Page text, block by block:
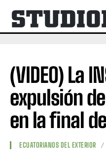
(VIDEO) La
expulsión
en la final
ECUATORIANOS DEL EXTERIOR